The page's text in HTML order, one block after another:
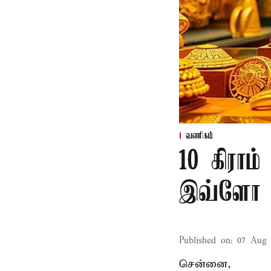
வணிகம்
10
இவ்ளோ
Published on: 07 Aug
சென்னை,